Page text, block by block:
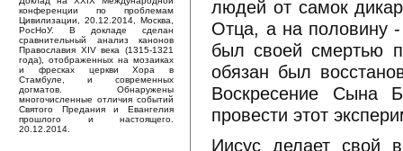
конференции по проблемам
Цивилизации, 20.12.2014, Москва,
РосНоУ. В докладе сделан
сравнительный анализ канонов
Православия XIV века (1315-1321
года), отображенных на мозаиках
и фресках церкви Хора в
Стамбуле, и современных
догматов. Обнаружены
многочисленные отличия событий
Святого Предания и Евангелия
прошлого и настоящего.
20.12.2014.
людей от самок
Отца, а на половину
был своей смертью
обязан был
Воскресение Сына
провести этот
Иисус делает свой